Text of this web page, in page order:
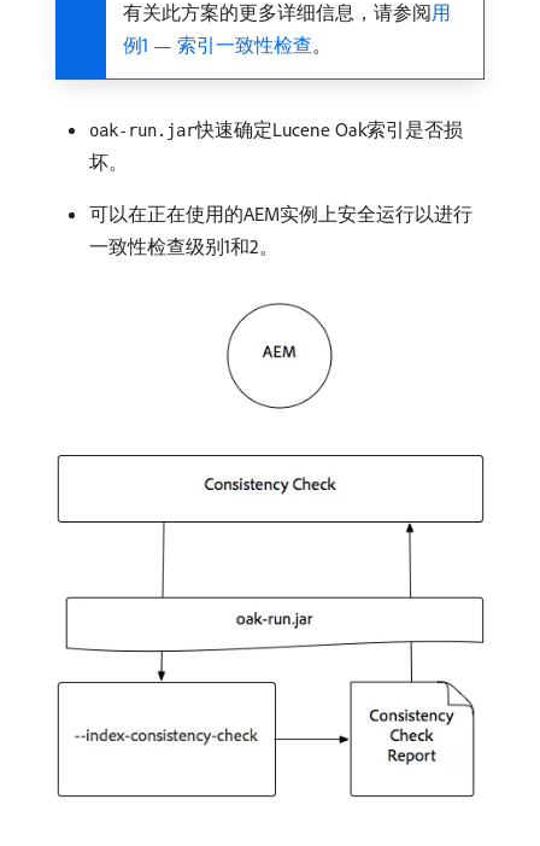
有关此方案的更多详细信息，请参阅用
例1 — 索引一致性检查。
oak-run.jar快速确定Lucene Oak索引是否损
坏。
可以在正在使用的AEM实例上安全运行以进行
一致性检查级别1和2。